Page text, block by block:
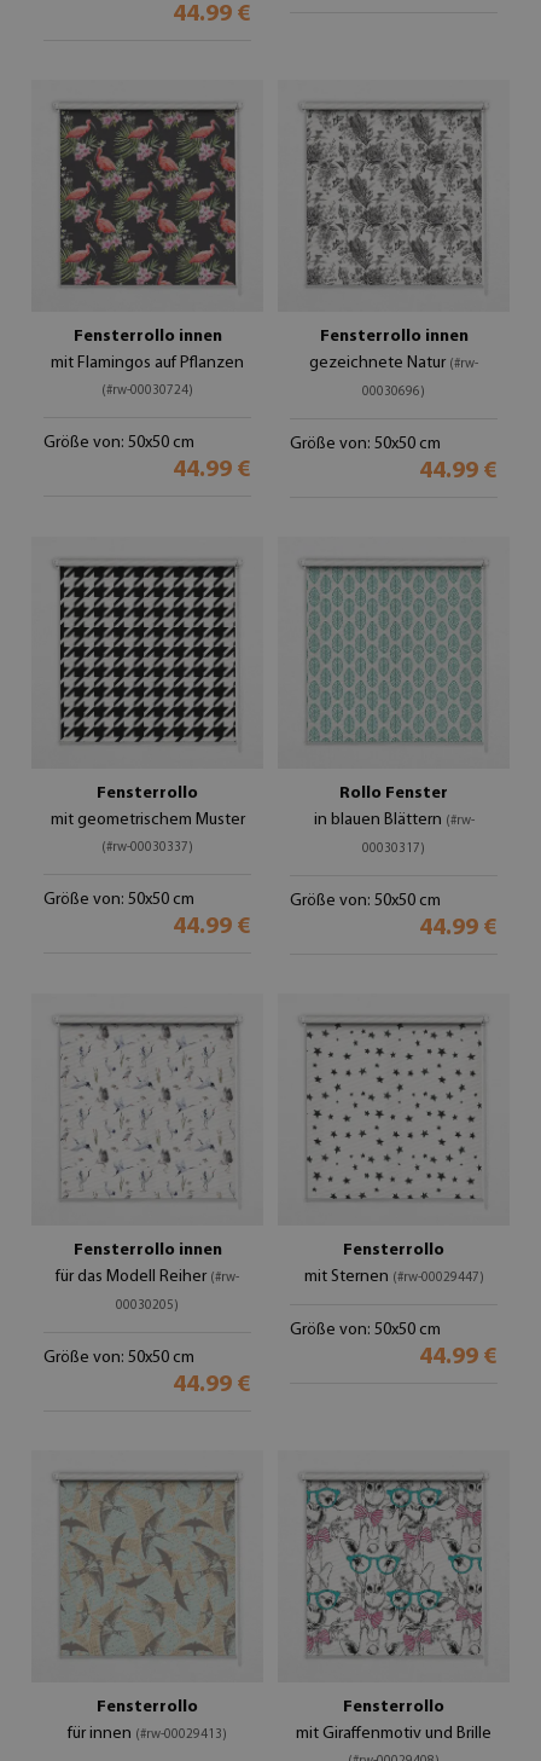
44.99 €
Fensterrollo innen
mit Flamingos auf Pflanzen
(#rw-00030724)
Größe von: 50x50 cm
44.99 €
Fensterrollo innen
gezeichnete Natur (#rw-
00030696)
Größe von: 50x50 cm
44.99 €
Fensterrollo
mit geometrischem Muster
(#rw-00030337)
Größe von: 50x50 cm
44.99 €
Rollo Fenster
in blauen Blättern (#rw-
00030317)
Größe von: 50x50 cm
44.99 €
Fensterrollo innen
für das Modell Reiher (#rw-
00030205)
Größe von: 50x50 cm
44.99 €
Fensterrollo
mit Sternen (#rw-00029447)
Größe von: 50x50 cm
44.99 €
Fensterrollo
für innen (#rw-00029413)
Fensterrollo
mit Giraffenmotiv und Brille